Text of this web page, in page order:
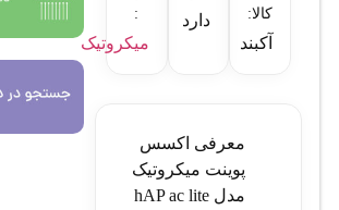
کالا:
آکبند
دارد
:
میکروتیک
معرفی اکسس
پوینت میکروتیک
مدل hAP ac lite